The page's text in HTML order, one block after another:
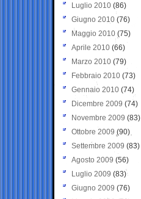
Luglio 2010 (86)
Giugno 2010 (76)
Maggio 2010 (75)
Aprile 2010 (66)
Marzo 2010 (79)
Febbraio 2010 (73)
Gennaio 2010 (74)
Dicembre 2009 (74)
Novembre 2009 (83)
Ottobre 2009 (90)
Settembre 2009 (83)
Agosto 2009 (56)
Luglio 2009 (83)
Giugno 2009 (76)